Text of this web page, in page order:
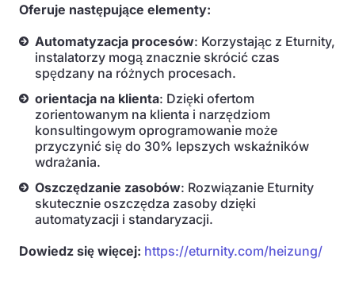
Oferuje następujące elementy:
Automatyzacja procesów: Korzystając z Eturnity,
instalatorzy mogą znacznie skrócić czas
spędzany na różnych procesach.
orientacja na klienta: Dzięki ofertom
zorientowanym na klienta i narzędziom
konsultingowym oprogramowanie może
przyczynić się do 30% lepszych wskaźników
wdrażania.
Oszczędzanie zasobów: Rozwiązanie Eturnity
skutecznie oszczędza zasoby dzięki
automatyzacji i standaryzacji.
Dowiedz się więcej: https://eturnity.com/heizung/